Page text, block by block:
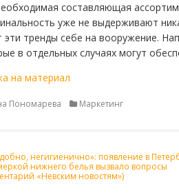
составляющая
уже не выдерживают
эти тренды себе на вооружение.
в отдельных случаях могут
на материал
Пономарева Маркетинг
негигиенично»: появление в
нижнего белья вызвало вопросы
«Невским новостям»)